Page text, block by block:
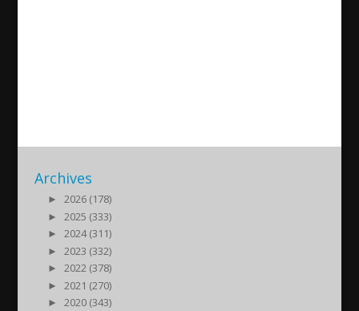
Archives
►
2026 (178)
►
2025 (333)
►
2024 (311)
►
2023 (332)
►
2022 (378)
►
2021 (270)
►
2020 (343)